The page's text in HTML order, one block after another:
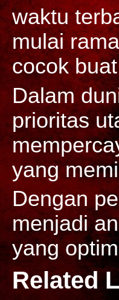
waktu
mulai
cocok
Dalam
prioritas
yang
Dengan
menjadi
yang
Related